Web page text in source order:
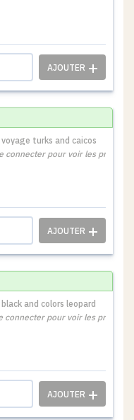
turks and caicos
connecter pour voir les prix
and colors leopard
connecter pour voir les prix